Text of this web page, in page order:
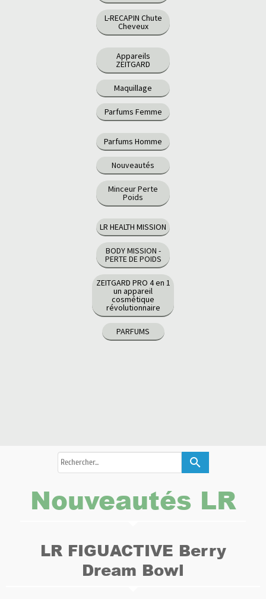
L-RECAPIN Chute
Cheveux
Appareils
ZEITGARD
Maquillage
Parfums Femme
Parfums Homme
Nouveautés
Minceur Perte
Poids
LR HEALTH MISSION
BODY MISSION -
PERTE DE POIDS
ZEITGARD PRO 4 en 1
un appareil
cosmétique
révolutionnaire
PARFUMS
search
Nouveautés LR
LR FIGUACTIVE Berry
Dream Bowl